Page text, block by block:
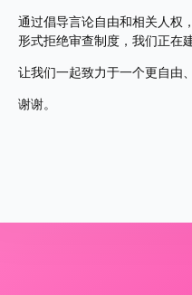
通过倡导言论自由和相关人权
形式拒绝审查制度，我们正在
让我们一起致力于一个更自由
谢谢。